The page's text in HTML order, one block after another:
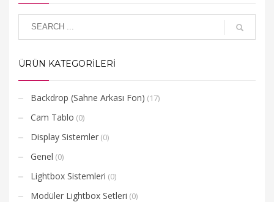
ÜRÜN KATEGORİLERİ
Backdrop (Sahne Arkası Fon) (17)
Cam Tablo (0)
Display Sistemler (0)
Genel (0)
Lightbox Sistemleri (0)
Modüler Lightbox Setleri (0)